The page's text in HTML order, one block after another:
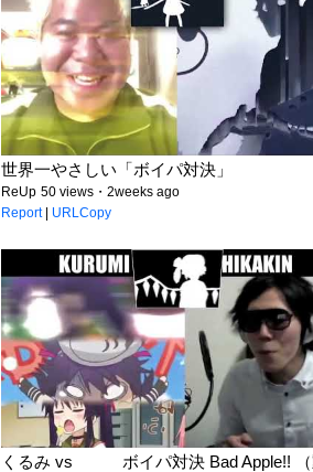
世界一やさしい「ボイパ対決」
ReUp 50 views・2weeks ago
Report| URLCopy
くるみ vs ボイパ対決 Bad Apple!! （